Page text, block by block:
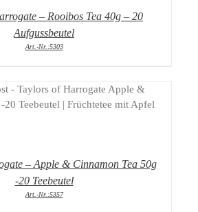
– Rooibos Tea 40g – 20
Aufgussbeutel
Art.-Nr.:5303
DETAILS
– Apple & Cinnamon Tea 50g
-20 Teebeutel
Art.-Nr.:5357